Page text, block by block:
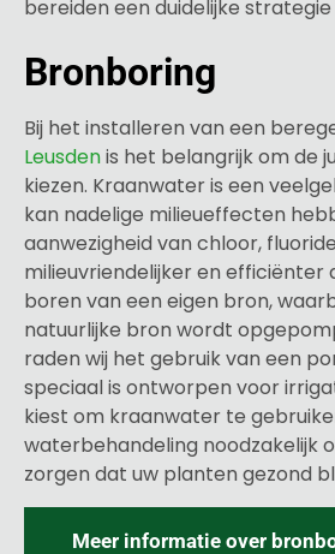
bereiden een duidelijke strategie
Bronboring
Bij het installeren van een
Leusdenis het belangrijk om de
kiezen. Kraanwater is een
kan nadelige milieueffecten
aanwezigheid van chloor,
milieuvriendelijker en efficiënter
boren van een eigen bron,
natuurlijke bron wordt
raden wij het gebruik van een
speciaal is ontworpen voor
kiest om kraanwater te
waterbehandeling noodzakelijk
zorgen dat uw planten gezond
Meer informatie over